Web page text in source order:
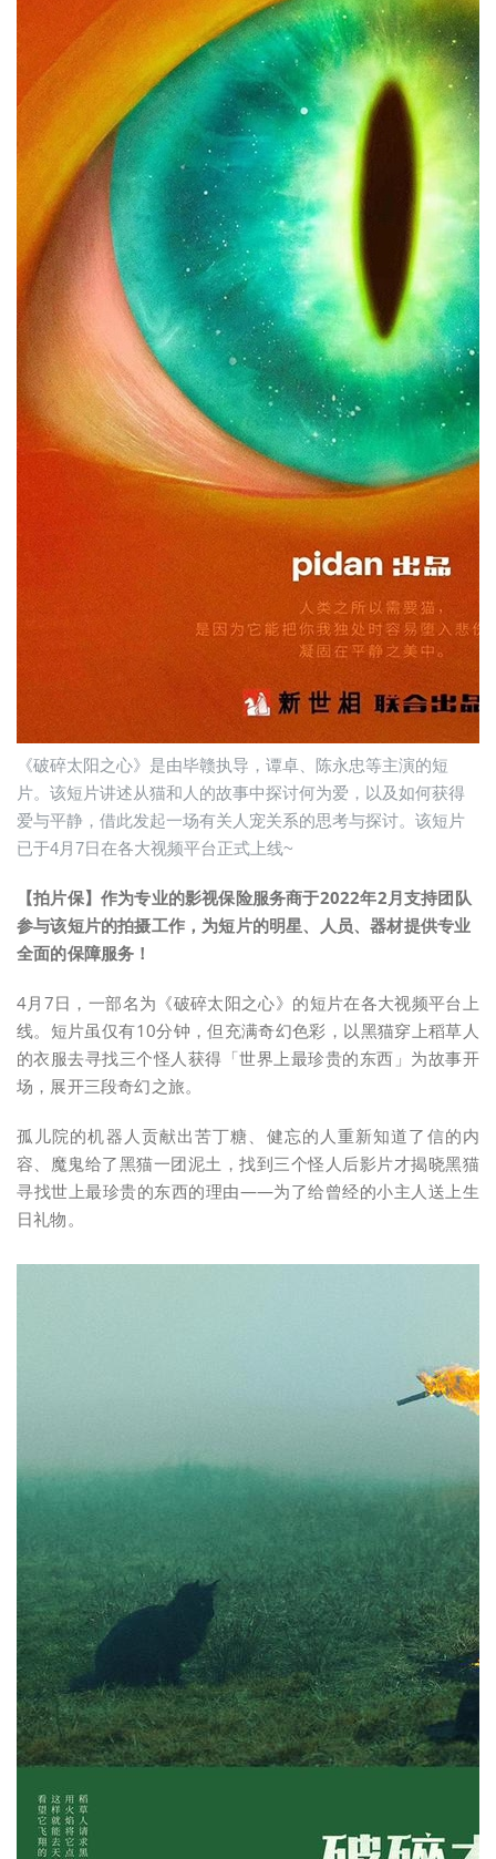
《破碎太阳之心》是由毕赣执导，谭卓、陈永忠等主演的短
片。该短片讲述从猫和人的故事中探讨何为爱，以及如何获得
爱与平静，借此发起一场有关人宠关系的思考与探讨。该短片
已于4月7日在各大视频平台正式上线~
【拍片保】作为专业的影视保险服务商于2022年2月支持团队
参与该短片的拍摄工作，为短片的明星、人员、器材提供专业
全面的保障服务！
4月7日，一部名为《破碎太阳之心》的短片在各大视频平台上
线。短片虽仅有10分钟，但充满奇幻色彩，以黑猫穿上稻草人
的衣服去寻找三个怪人获得「世界上最珍贵的东西」为故事开
场，展开三段奇幻之旅。
孤儿院的机器人贡献出苦丁糖、健忘的人重新知道了信的内
容、魔鬼给了黑猫一团泥土，找到三个怪人后影片才揭晓黑猫
寻找世上最珍贵的东西的理由——为了给曾经的小主人送上生
日礼物。